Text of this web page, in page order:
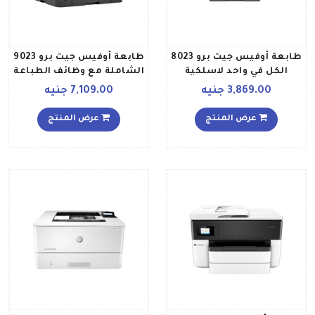
طابعة أوفيس جيت برو 8023
الكل في واحد لاسلكية
للطباعة والمسح الضوئي
1KR64B أسود أبيض
3,869.00 جنيه
عرض المنتج
طابعة أوفيس جيت برو 9023
الشاملة مع وظائف الطباعة
والنسخ وخاصية الواي فاي
7,109.00 جنيه
عرض المنتج